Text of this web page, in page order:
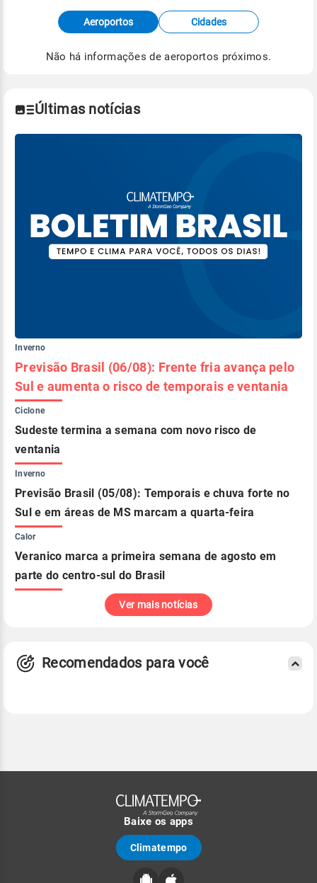
Fonte: dados combinados de estações
meteorológicas e satélite do Centro de Previsão
de Tempo e Estudos Climáticos (CPTEC).
Aeroportos Cidades
Não há informações de aeroportos próximos.
Últimas notícias
Inverno
Previsão Brasil (06/08): Frente fria avança pelo
Sul e aumenta o risco de temporais e ventania
Ciclone
Sudeste termina a semana com novo risco de
ventania
Inverno
Previsão Brasil (05/08): Temporais e chuva forte no
Sul e em áreas de MS marcam a quarta-feira
Calor
Veranico marca a primeira semana de agosto em
parte do centro-sul do Brasil
Ver mais notícias
Recomendados para você
Baixe os apps
Climatempo